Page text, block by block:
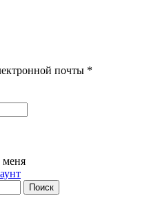
почты *
меня
Поиск